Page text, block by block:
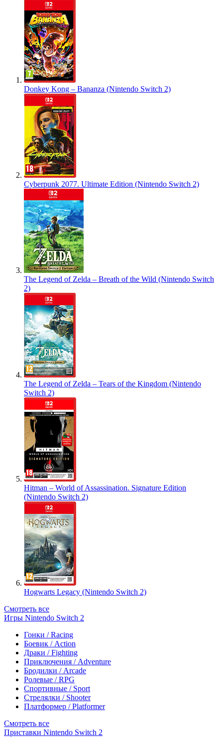
Donkey Kong – Bananza (Nintendo Switch 2)
Cyberpunk 2077. Ultimate Edition (Nintendo Switch 2)
The Legend of Zelda – Breath of the Wild (Nintendo Switch
2)
The Legend of Zelda – Tears of the Kingdom (Nintendo
Switch 2)
Hitman – World of Assassination. Signature Edition
(Nintendo Switch 2)
Hogwarts Legacy (Nintendo Switch 2)
Смотреть все
Игры Nintendo Switch 2
Гонки / Racing
Боевик / Action
Драки / Fighting
Приключения / Adventure
Бродилки / Arcade
Ролевые / RPG
Спортивные / Sport
Стрелялки / Shooter
Платформер / Platformer
Смотреть все
Приставки Nintendo Switch 2